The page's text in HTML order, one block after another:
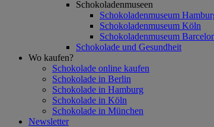
Schokoladenmuseen
Schokoladenmuseum
Schokoladenmuseum Köln
Schokoladenmuseum
Schokolade und Gesundheit
Wo kaufen?
Schokolade online kaufen
Schokolade in Berlin
Schokolade in Hamburg
Schokolade in Köln
Schokolade in München
Newsletter